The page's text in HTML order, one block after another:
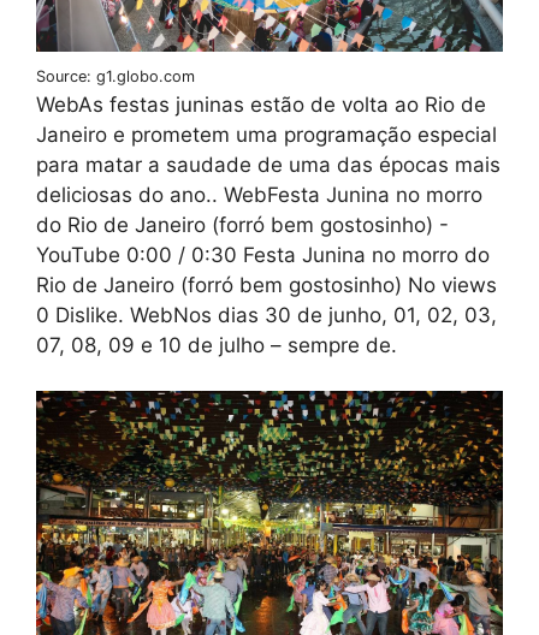
Source: g1.globo.com
WebAs festas juninas estão de volta ao Rio de
Janeiro e prometem uma programação especial
para matar a saudade de uma das épocas mais
deliciosas do ano.. WebFesta Junina no morro
do Rio de Janeiro (forró bem gostosinho) -
YouTube 0:00 / 0:30 Festa Junina no morro do
Rio de Janeiro (forró bem gostosinho) No views
0 Dislike. WebNos dias 30 de junho, 01, 02, 03,
07, 08, 09 e 10 de julho – sempre de.